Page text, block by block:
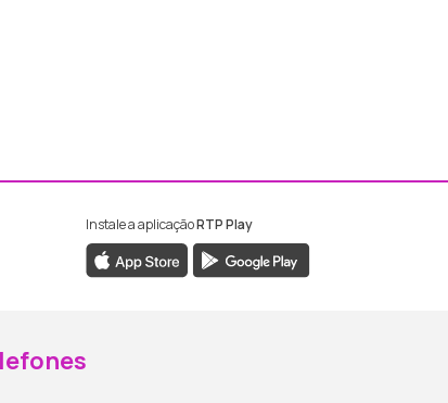
da RTP Madeira
da RTP Madeira
Instale a aplicaçãoRTP Play